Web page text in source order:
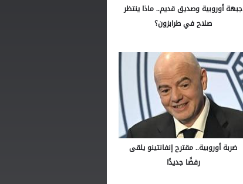
جبهة أوروبية وصديق قديم.. ماذا ينتظر
صلاح في طرابزون؟
ضربة أوروبية.. مقترح إنفانتينو يلقى
رفضًا جديدًا